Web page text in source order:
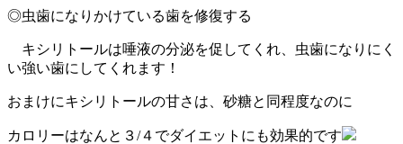
◎虫歯になりかけている歯を修復する
キシリトールは唾液の分泌を促してくれ、虫歯になりにく
い強い歯にしてくれます！
おまけにキシリトールの甘さは、砂糖と同程度なのに
カロリーはなんと３/４でダイエットにも効果的です